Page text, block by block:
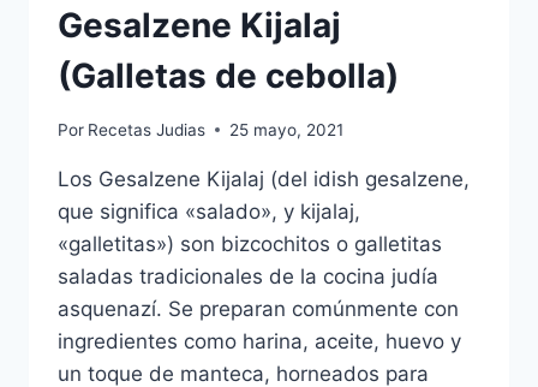
Gesalzene Kijalaj
(Galletas de cebolla)
Por Recetas Judias 25 mayo, 2021
Los Gesalzene Kijalaj (del idish gesalzene,
que significa «salado», y kijalaj,
«galletitas») son bizcochitos o galletitas
saladas tradicionales de la cocina judía
asquenazí. Se preparan comúnmente con
ingredientes como harina, aceite, huevo y
un toque de manteca, horneados para